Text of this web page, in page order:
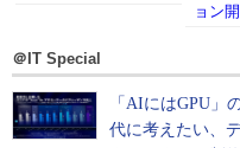
ョン
＠IT Special